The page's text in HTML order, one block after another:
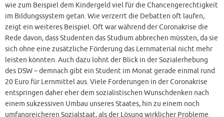
wie zum Beispiel dem Kindergeld viel für die Chancengerechtigkeit
im Bildungssystem getan. Wie verzerrt die Debatten oft laufen,
zeigt ein weiteres Beispiel. Oft war während der Coronakrise die
Rede davon, dass Studenten das Studium abbrechen müssten, da sie
sich ohne eine zusätzliche Förderung das Lernmaterial nicht mehr
leisten könnten. Auch dazu lohnt der Blick in der Sozialerhebung
des DSW – demnach gibt ein Student im Monat gerade einmal rund
20 Euro für Lernmittel aus. Viele Forderungen in der Coronakrise
entspringen daher eher dem sozialistischen Wunschdenken nach
einem sukzessiven Umbau unseres Staates, hin zu einem noch
umfangreicheren Sozialstaat, als der Lösung wirklicher Probleme.